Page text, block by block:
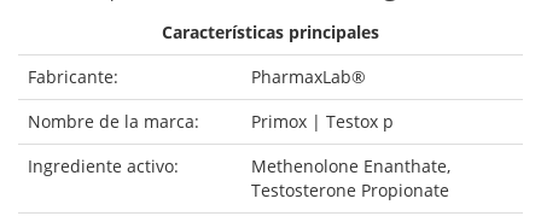
Características principales
Fabricante:
PharmaxLab®
Nombre de la marca:
Primox | Testox p
Ingrediente activo:
Methenolone Enanthate,
Testosterone Propionate